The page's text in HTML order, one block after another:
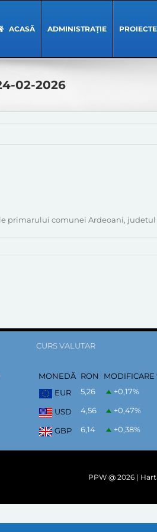
ACASĂ ADMINISTRAȚIE
02-2026
primarului comunei Ardeoani,
CURS VALUTAR
MONEDĂ RON
MODIFICARE
EUR
5,26 +0,17%
USD 4,56 +0,47%
GBP 6,14 +0,38%
PPW @ 2026 |